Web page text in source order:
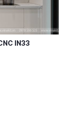
IN33